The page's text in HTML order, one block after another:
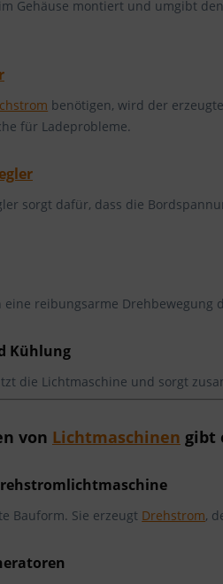
Gehäuse montiert und umgibt
benötigen, wird der
für Ladeprobleme.
sorgt dafür, dass die
eine reibungsarme Drehbewegung
Kühlung
die Lichtmaschine und sorgt
von Lichtmaschinen gibt
Bauform. Sie erzeugt Drehstrom,